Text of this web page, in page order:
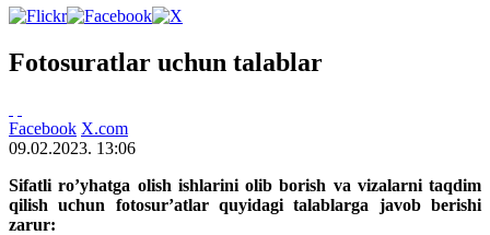
Fotosuratlar uchun talablar
Facebook X.com
09.02.2023. 13:06
Sifatli ro’yhatga olish ishlarini olib borish va vizalarni taqdim
qilish uchun fotosur’atlar quyidagi talablarga javob berishi
zarur: